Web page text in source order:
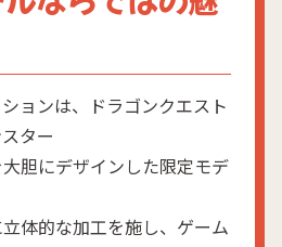
ョンは、ドラゴンクエスト
ター
大胆にデザインした限定モデ
体的な加工を施し、ゲーム